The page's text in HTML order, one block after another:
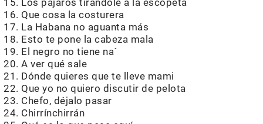
Los pájaros tirándole a la escopeta
Que cosa la costurera
La Habana no aguanta más
Esto te pone la cabeza mala
El negro no tiene na´
A ver qué sale
Dónde quieres que te lleve mami
Que yo no quiero discutir de pelota
Chefo, déjalo pasar
Chirrínchirrán